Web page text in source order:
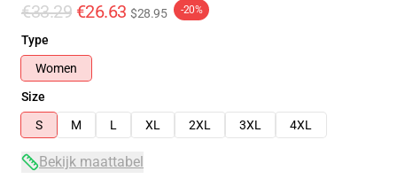
€33.29 €26.63 $28.95 -20%
Type
Women
Size
S
M L XL 2XL 3XL 4XL
Bekijk maattabel